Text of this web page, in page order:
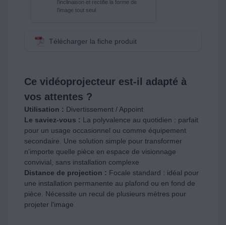
l'inclinaison et rectifie la forme de
l'image tout seul
Télécharger la fiche produit
Ce vidéoprojecteur est-il adapté à
vos attentes ?
Utilisation : Divertissement / Appoint
Le saviez-vous : La polyvalence au quotidien : parfait
pour un usage occasionnel ou comme équipement
secondaire. Une solution simple pour transformer
n'importe quelle pièce en espace de visionnage
convivial, sans installation complexe
Distance de projection : Focale standard : idéal pour
une installation permanente au plafond ou en fond de
pièce. Nécessite un recul de plusieurs mètres pour
projeter l'image